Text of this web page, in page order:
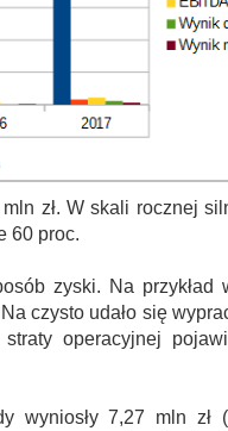
zł. W skali rocznej
60 proc.
zyski. Na przykład
czysto udało się
operacyjnej
wyniosły 7,27 mln zł